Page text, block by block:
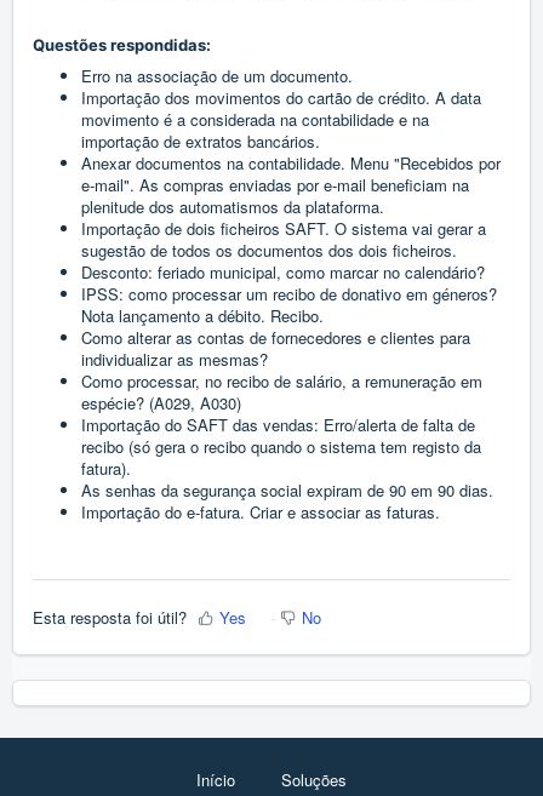
Questões respondidas:
Erro na associação de um documento.
Importação dos movimentos do cartão de crédito. A data
movimento é a considerada na contabilidade e na
importação de extratos bancários.
Anexar documentos na contabilidade. Menu "Recebidos por
e-mail". As compras enviadas por e-mail beneficiam na
plenitude dos automatismos da plataforma.
Importação de dois ficheiros SAFT. O sistema vai gerar a
sugestão de todos os documentos dos dois ficheiros.
Desconto: feriado municipal, como marcar no calendário?
IPSS: como processar um recibo de donativo em géneros?
Nota lançamento a débito. Recibo.
Como alterar as contas de fornecedores e clientes para
individualizar as mesmas?
Como processar, no recibo de salário, a remuneração em
espécie? (A029, A030)
Importação do SAFT das vendas: Erro/alerta de falta de
recibo (só gera o recibo quando o sistema tem registo da
fatura).
As senhas da segurança social expiram de 90 em 90 dias.
Importação do e-fatura. Criar e associar as faturas.
Esta resposta foi útil? Yes No
Início Soluções